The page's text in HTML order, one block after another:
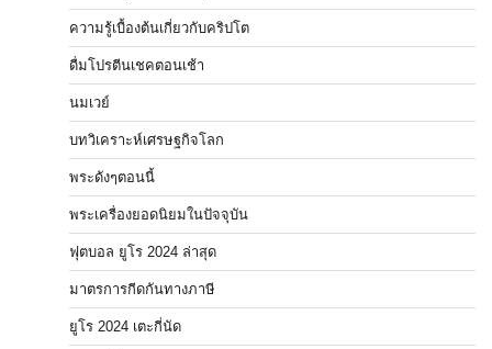
ความรู้เบื้องต้นเกี่ยวกับคริปโต
ดื่มโปรตีนเชคตอนเช้า
นมเวย์
บทวิเคราะห์เศรษฐกิจโลก
พระดังๆตอนนี้
พระเครื่องยอดนิยมในปัจจุบัน
ฟุตบอล ยูโร 2024 ล่าสุด
มาตรการกีดกันทางภาษี
ยูโร 2024 เตะกี่นัด